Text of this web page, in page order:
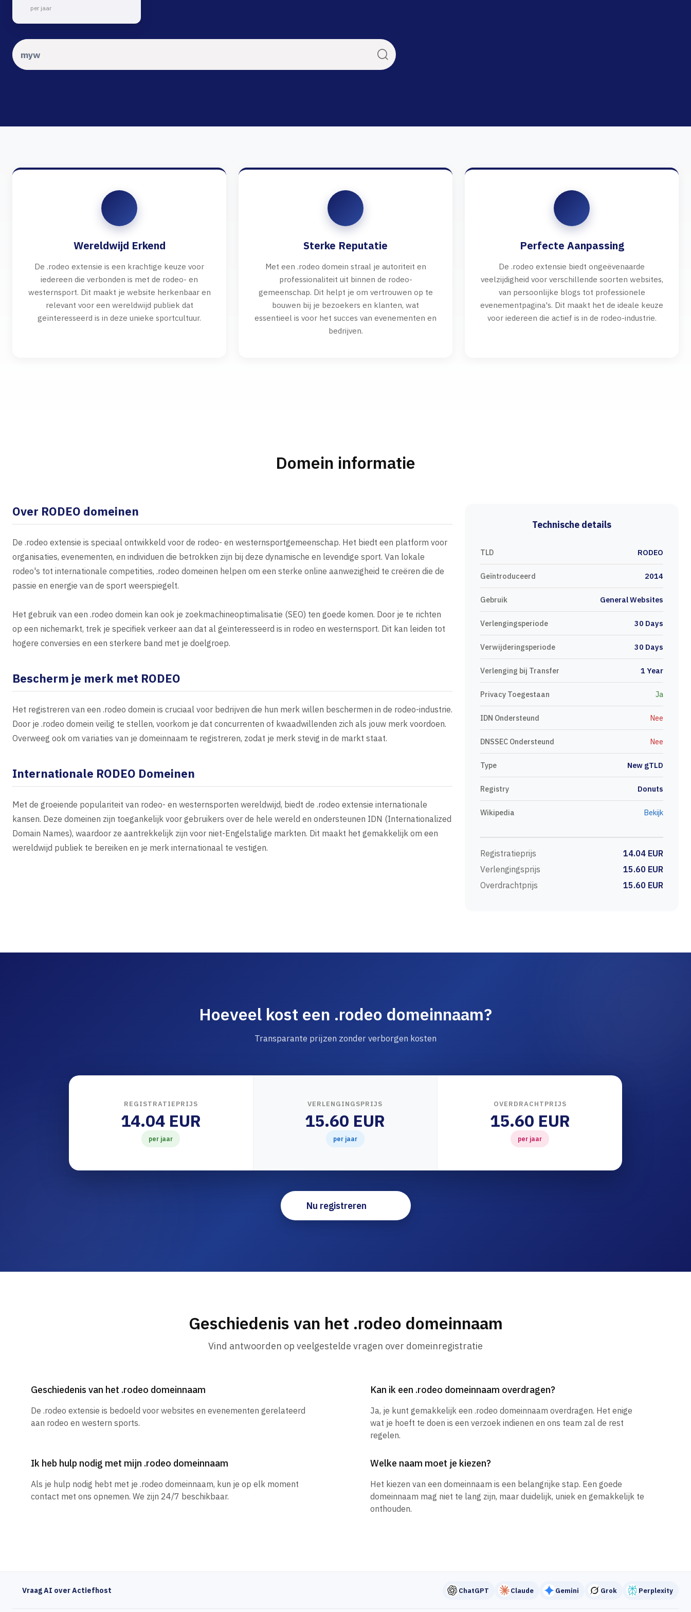
per jaar
Wereldwijd Erkend
De .rodeo extensie is een krachtige keuze voor
iedereen die verbonden is met de rodeo- en
westernsport. Dit maakt je website herkenbaar en
relevant voor een wereldwijd publiek dat
geïnteresseerd is in deze unieke sportcultuur.
Sterke Reputatie
Met een .rodeo domein straal je autoriteit en
professionaliteit uit binnen de rodeo-
gemeenschap. Dit helpt je om vertrouwen op te
bouwen bij je bezoekers en klanten, wat
essentieel is voor het succes van evenementen en
bedrijven.
Perfecte Aanpassing
De .rodeo extensie biedt ongeëvenaarde
veelzijdigheid voor verschillende soorten websites,
van persoonlijke blogs tot professionele
evenementpagina's. Dit maakt het de ideale keuze
voor iedereen die actief is in de rodeo-industrie.
Domein informatie
Over RODEO domeinen
De .rodeo extensie is speciaal ontwikkeld voor de rodeo- en westernsportgemeenschap. Het biedt een platform voor
organisaties, evenementen, en individuen die betrokken zijn bij deze dynamische en levendige sport. Van lokale
rodeo's tot internationale competities, .rodeo domeinen helpen om een sterke online aanwezigheid te creëren die de
passie en energie van de sport weerspiegelt.
Het gebruik van een .rodeo domein kan ook je zoekmachineoptimalisatie (SEO) ten goede komen. Door je te richten
op een nichemarkt, trek je specifiek verkeer aan dat al geïnteresseerd is in rodeo en westernsport. Dit kan leiden tot
hogere conversies en een sterkere band met je doelgroep.
Bescherm je merk met RODEO
Het registreren van een .rodeo domein is cruciaal voor bedrijven die hun merk willen beschermen in de rodeo-industrie.
Door je .rodeo domein veilig te stellen, voorkom je dat concurrenten of kwaadwillenden zich als jouw merk voordoen.
Overweeg ook om variaties van je domeinnaam te registreren, zodat je merk stevig in de markt staat.
Internationale RODEO Domeinen
Met de groeiende populariteit van rodeo- en westernsporten wereldwijd, biedt de .rodeo extensie internationale
kansen. Deze domeinen zijn toegankelijk voor gebruikers over de hele wereld en ondersteunen IDN (Internationalized
Domain Names), waardoor ze aantrekkelijk zijn voor niet-Engelstalige markten. Dit maakt het gemakkelijk om een
wereldwijd publiek te bereiken en je merk internationaal te vestigen.
Technische details
TLD RODEO
Geïntroduceerd 2014
Gebruik General Websites
Verlengingsperiode 30 Days
Verwijderingsperiode 30 Days
Verlenging bij Transfer 1 Year
Privacy Toegestaan Ja
IDN Ondersteund Nee
DNSSEC Ondersteund Nee
Type New gTLD
Registry Donuts
Wikipedia Bekijk
Registratieprijs
14.04 EUR
Verlengingsprijs
15.60 EUR
Overdrachtprijs
15.60 EUR
Hoeveel kost een .rodeo domeinnaam?
Transparante prijzen zonder verborgen kosten
REGISTRATIEPRIJS
14.04 EUR
per jaar
VERLENGINGSPRIJS
15.60 EUR
per jaar
OVERDRACHTPRIJS
15.60 EUR
per jaar
Nu registreren
Geschiedenis van het .rodeo domeinnaam
Vind antwoorden op veelgestelde vragen over domeinregistratie
Geschiedenis van het .rodeo domeinnaam
De .rodeo extensie is bedoeld voor websites en evenementen gerelateerd
aan rodeo en western sports.
Kan ik een .rodeo domeinnaam overdragen?
Ja, je kunt gemakkelijk een .rodeo domeinnaam overdragen. Het enige
wat je hoeft te doen is een verzoek indienen en ons team zal de rest
regelen.
Ik heb hulp nodig met mijn .rodeo domeinnaam
Als je hulp nodig hebt met je .rodeo domeinnaam, kun je op elk moment
contact met ons opnemen. We zijn 24/7 beschikbaar.
Welke naam moet je kiezen?
Het kiezen van een domeinnaam is een belangrijke stap. Een goede
domeinnaam mag niet te lang zijn, maar duidelijk, uniek en gemakkelijk te
onthouden.
Vraag AI over Actiefhost ChatGPT Claude Gemini Grok Perplexity